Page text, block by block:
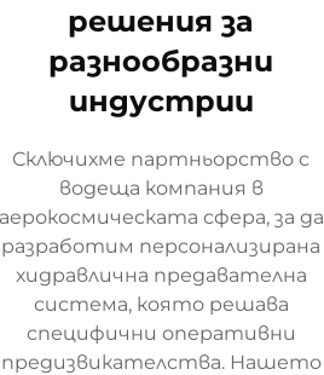
решения за
разнообразни
индустрии
Сключихме партньорство с
водеща компания в
аерокосмическата сфера, за да
разработим персонализирана
хидравлична предавателна
система, която решава
специфични оперативни
предизвикателства. Нашето